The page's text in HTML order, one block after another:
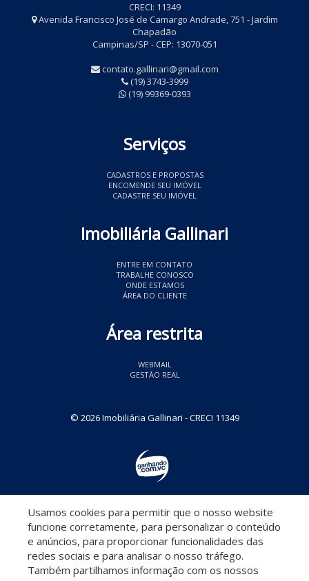
CRECI: 11349
Avenida Francisco José de Camargo Andrade, 751 - Jardim
Chapadão
Campinas/SP - CEP: 13070-051
contato.gallinari@gmail.com
(19) 3743-3999
(19) 99369-0393
Serviços
CADASTROS E PROPOSTAS
ENCOMENDE SEU IMÓVEL
CADASTRE SEU IMÓVEL
Imobiliária Gallinari
ENTRE EM CONTATO
TRABALHE CONOSCO
ONDE ESTAMOS
ÁREA DO CLIENTE
Área restrita
WEBMAIL
GESTÃO REAL
© 2026 Imobiliária Gallinari - CRECI 11349
Descomplicado por:
Usamos cookies para permitir que o nosso website
funcione corretamente, para personalizar o conteúdo
e anúncios, para proporcionar funcionalidades das
redes sociais e para analisar o nosso tráfego.
Também partilhamos informação com os nossos